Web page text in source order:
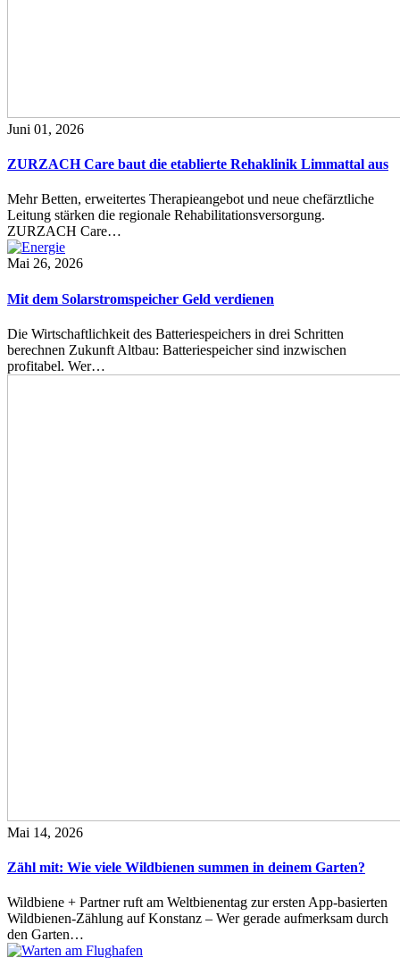
Juni 01, 2026
ZURZACH Care baut die etablierte Rehaklinik Limmattal aus
Mehr Betten, erweitertes Therapieangebot und neue chefärztliche
Leitung stärken die regionale Rehabilitationsversorgung.
ZURZACH Care…
Mai 26, 2026
Mit dem Solarstromspeicher Geld verdienen
Die Wirtschaftlichkeit des Batteriespeichers in drei Schritten
berechnen Zukunft Altbau: Batteriespeicher sind inzwischen
profitabel. Wer…
Mai 14, 2026
Zähl mit: Wie viele Wildbienen summen in deinem Garten?
Wildbiene + Partner ruft am Weltbienentag zur ersten App-basierten
Wildbienen-Zählung auf Konstanz – Wer gerade aufmerksam durch
den Garten…